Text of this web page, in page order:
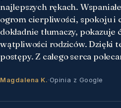
najlepszych rękach.
ogrom cierpliwości, spokoju i
dokładnie tłumaczy,
wątpliwości rodziców. Dzięki
postępy. Z całego serca
Magdalena K.·Opinia z Google